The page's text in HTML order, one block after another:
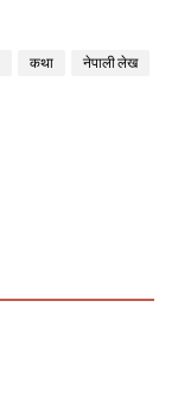
कथा
नेपाली लेख